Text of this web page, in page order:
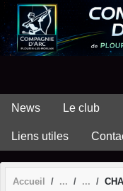
News Le club
Liens utiles
Accueil
Panneau de gestion